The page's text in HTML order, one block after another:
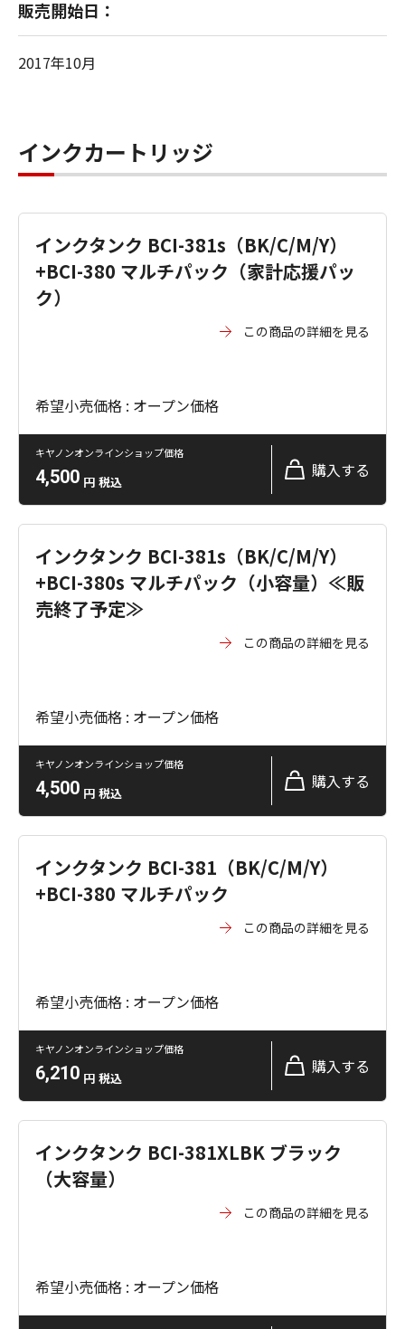
販売開始日：
2017年10月
インクカートリッジ
インクタンク BCI-381s（BK/C/M/Y）
+BCI-380 マルチパック（家計応援パッ
ク）
この商品の詳細を見る
希望小売価格 : オープン価格
キヤノンオンラインショップ価格
4,500 円 税込
購入する
インクタンク BCI-381s（BK/C/M/Y）
+BCI-380s マルチパック（小容量）≪販
売終了予定≫
この商品の詳細を見る
希望小売価格 : オープン価格
キヤノンオンラインショップ価格
4,500 円 税込
購入する
インクタンク BCI-381（BK/C/M/Y）
+BCI-380 マルチパック
この商品の詳細を見る
希望小売価格 : オープン価格
キヤノンオンラインショップ価格
6,210 円 税込
購入する
インクタンク BCI-381XLBK ブラック
（大容量）
この商品の詳細を見る
希望小売価格 : オープン価格